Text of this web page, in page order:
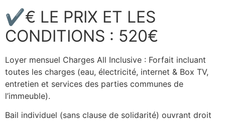
✔€ LE PRIX ET LES
CONDITIONS : 520€
Loyer mensuel Charges All Inclusive : Forfait incluant
toutes les charges (eau, électricité, internet & Box TV,
entretien et services des parties communes de
l’immeuble).
Bail individuel (sans clause de solidarité) ouvrant droit